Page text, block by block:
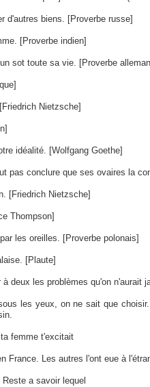
d'autres biens. [Proverbe russe]
[Proverbe indien]
sot toute sa vie. [Proverbe
Nietzsche]
idéalité. [Wolfgang Goethe]
pas conclure que ses ovaires la
[Friedrich Nietzsche]
Thompson]
les oreilles. [Proverbe polonais]
[Plaute]
deux les problèmes qu'on n'aurait
les yeux, on ne sait que
femme t'excitait
France. Les autres l'ont eue à
a savoir lequel